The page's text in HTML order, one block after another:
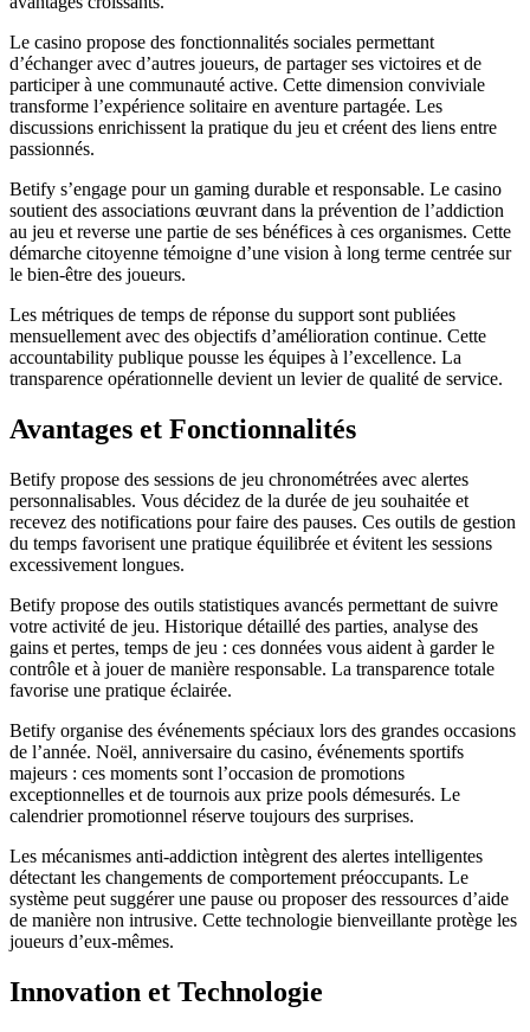
Le casino propose des fonctionnalités sociales permettant
d’échanger avec d’autres joueurs, de partager ses victoires et de
participer à une communauté active. Cette dimension conviviale
transforme l’expérience solitaire en aventure partagée. Les
discussions enrichissent la pratique du jeu et créent des liens entre
passionnés.
Betify s’engage pour un gaming durable et responsable. Le casino
soutient des associations œuvrant dans la prévention de l’addiction
au jeu et reverse une partie de ses bénéfices à ces organismes. Cette
démarche citoyenne témoigne d’une vision à long terme centrée sur
le bien-être des joueurs.
Les métriques de temps de réponse du support sont publiées
mensuellement avec des objectifs d’amélioration continue. Cette
accountability publique pousse les équipes à l’excellence. La
transparence opérationnelle devient un levier de qualité de service.
Avantages et Fonctionnalités
Betify propose des sessions de jeu chronométrées avec alertes
personnalisables. Vous décidez de la durée de jeu souhaitée et
recevez des notifications pour faire des pauses. Ces outils de gestion
du temps favorisent une pratique équilibrée et évitent les sessions
excessivement longues.
Betify propose des outils statistiques avancés permettant de suivre
votre activité de jeu. Historique détaillé des parties, analyse des
gains et pertes, temps de jeu : ces données vous aident à garder le
contrôle et à jouer de manière responsable. La transparence totale
favorise une pratique éclairée.
Betify organise des événements spéciaux lors des grandes occasions
de l’année. Noël, anniversaire du casino, événements sportifs
majeurs : ces moments sont l’occasion de promotions
exceptionnelles et de tournois aux prize pools démesurés. Le
calendrier promotionnel réserve toujours des surprises.
Les mécanismes anti-addiction intègrent des alertes intelligentes
détectant les changements de comportement préoccupants. Le
système peut suggérer une pause ou proposer des ressources d’aide
de manière non intrusive. Cette technologie bienveillante protège les
joueurs d’eux-mêmes.
Innovation et Technologie